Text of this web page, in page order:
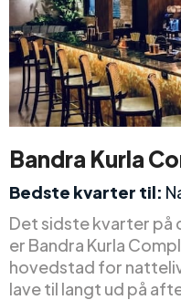
Bandra Kurla
Bedste kvarter til:
Det sidste kvarter på
er Bandra Kurla
hovedstad for
lave til langt ud på